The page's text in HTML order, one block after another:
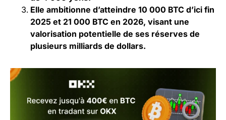
Elle ambitionne d’atteindre 10 000 BTC d’ici fin
2025 et 21 000 BTC en 2026, visant une
valorisation potentielle de ses réserves de
plusieurs milliards de dollars.